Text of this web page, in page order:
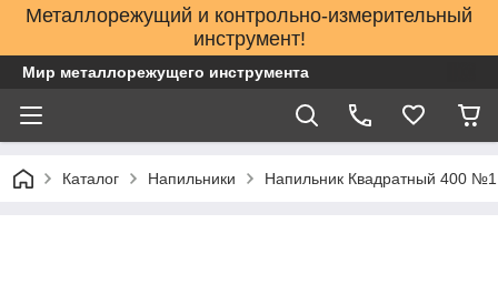
Металлорежущий и контрольно-измерительный
инструмент!
Мир металлорежущего инструмента
Каталог Напильники Напильник Квадратный 400